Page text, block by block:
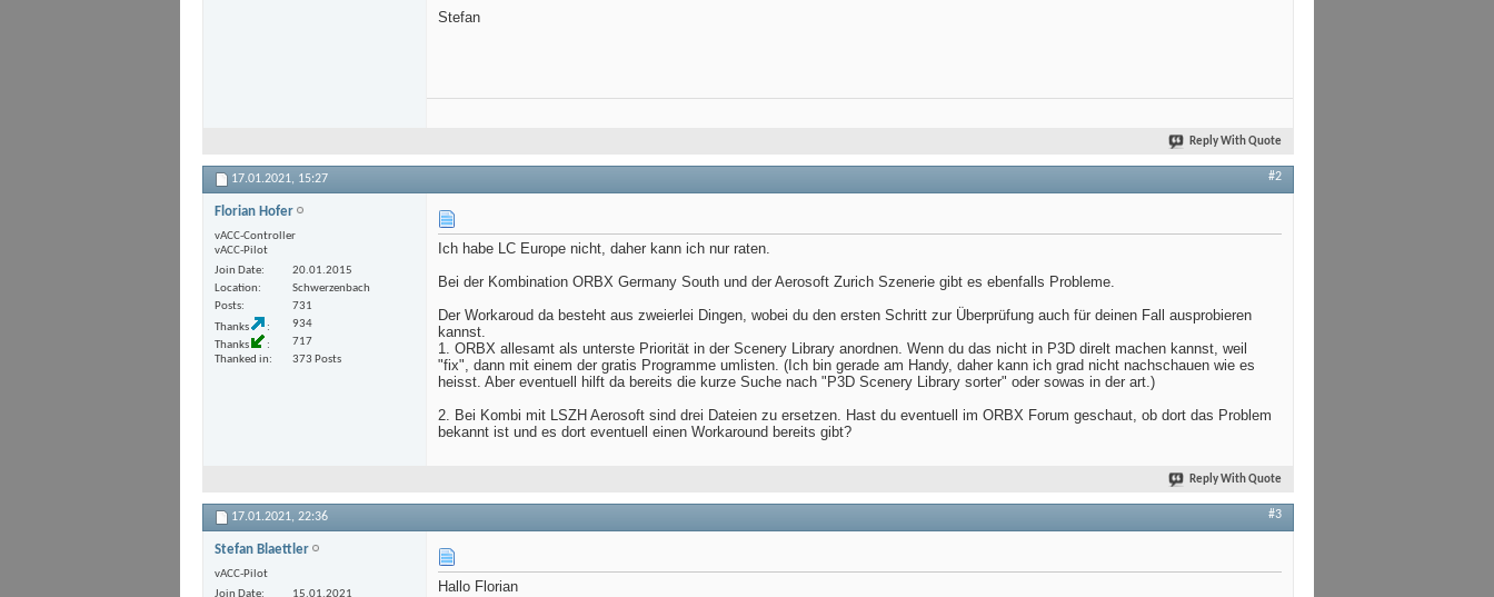
Stefan
Reply With Quote
17.01.2021, 15:27 #2
Florian Hofer
vACC-Controller
vACC-Pilot
Join Date
20.01.2015
Location
Schwerzenbach
Posts
731
Thanks
934
Thanks
717
Thanked in
373 Posts
Ich habe LC Europe nicht, daher kann ich nur raten.
Bei der Kombination ORBX Germany South und der Aerosoft Zurich Szenerie gibt es ebenfalls Probleme.
Der Workaroud da besteht aus zweierlei Dingen, wobei du den ersten Schritt zur Überprüfung auch für deinen Fall ausprobieren
kannst.
1. ORBX allesamt als unterste Priorität in der Scenery Library anordnen. Wenn du das nicht in P3D direlt machen kannst, weil
"fix", dann mit einem der gratis Programme umlisten. (Ich bin gerade am Handy, daher kann ich grad nicht nachschauen wie es
heisst. Aber eventuell hilft da bereits die kurze Suche nach "P3D Scenery Library sorter" oder sowas in der art.)
2. Bei Kombi mit LSZH Aerosoft sind drei Dateien zu ersetzen. Hast du eventuell im ORBX Forum geschaut, ob dort das Problem
bekannt ist und es dort eventuell einen Workaround bereits gibt?
Reply With Quote
17.01.2021, 22:36 #3
Stefan Blaettler
vACC-Pilot
Hallo Florian